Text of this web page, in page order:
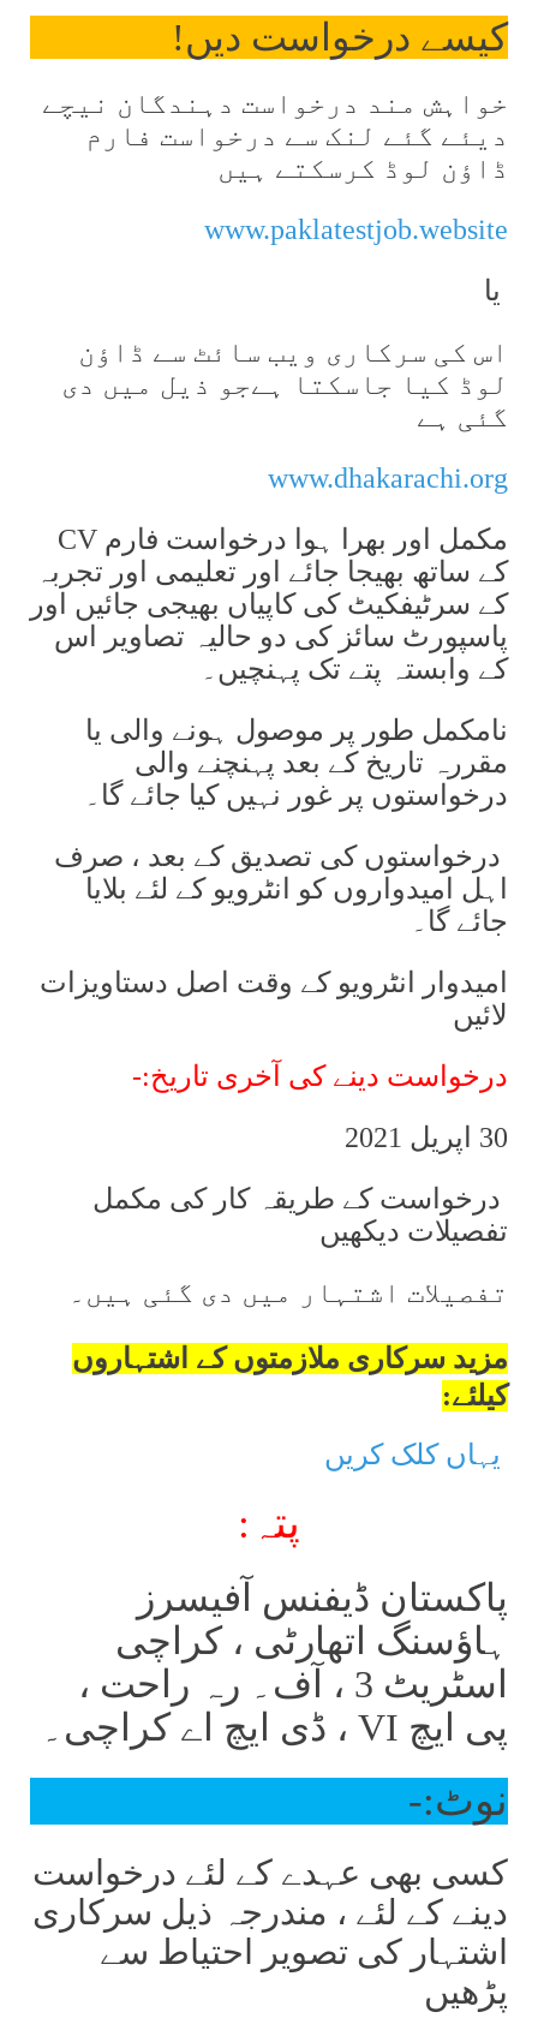
کیسے درخواست دیں!
خواہش مند درخواست دہندگان نیچے
دیئے گئے لنک سے درخواست فارم
ڈاؤن لوڈ کرسکتے ہیں
www.paklatestjob.website
یا
اس کی سرکاری ویب سائٹ سے ڈاؤن
لوڈ کیا جاسکتا ہےجو ذیل میں دی
گئی ہے
www.dhakarachi.org
مکمل اور بھرا ہوا درخواست فارم CV
کے ساتھ بھیجا جائے اور تعلیمی اور تجربہ
کے سرٹیفکیٹ کی کاپیاں بھیجی جائیں اور
پاسپورٹ سائز کی دو حالیہ تصاویر اس
کے وابستہ پتے تک پہنچیں۔
نامکمل طور پر موصول ہونے والی یا
مقررہ تاریخ کے بعد پہنچنے والی
درخواستوں پر غور نہیں کیا جائے گا۔
درخواستوں کی تصدیق کے بعد ، صرف
اہل امیدواروں کو انٹرویو کے لئے بلایا
جائے گا۔
امیدوار انٹرویو کے وقت اصل دستاویزات
لائیں
درخواست دینے کی آخری تاریخ­:-
30 اپریل 2021
درخواست کے طریقہ کار کی مکمل
تفصیلات دیکھیں
تفصیلات اشتہار میں دی گئی ہیں۔
مزید سرکاری ملازمتوں کے اشتہاروں
کیلئے:
یہاں کلک کریں
پتہ:
پاکستان ڈیفنس آفیسرز
ہاؤسنگ اتھارٹی ، کراچی
اسٹریٹ 3 ، آف۔ رہ راحت ،
پی ایچ VI ، ڈی ایچ اے کراچی۔
نوٹ:-
کسی بھی عہدے کے لئے درخواست
دینے کے لئے ، مندرجہ ذیل سرکاری
اشتہار کی تصویر احتیاط سے
پڑھیں